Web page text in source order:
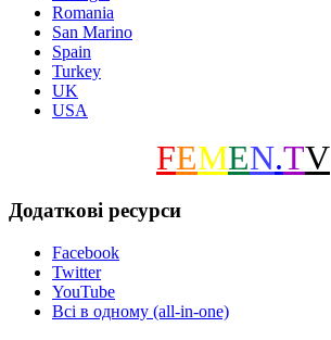
Romania
San Marino
Spain
Turkey
UK
USA
FEMEN.TV
Додаткові ресурси
Facebook
Twitter
YouTube
Всі в одному (all-in-one)